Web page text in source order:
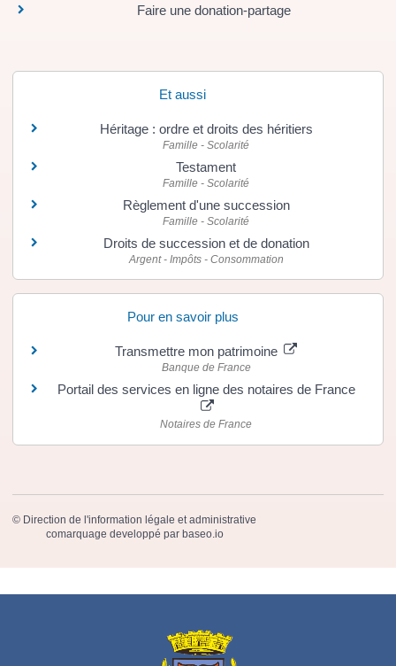
Faire une donation-partage
Et aussi
Héritage : ordre et droits des héritiers
Famille - Scolarité
Testament
Famille - Scolarité
Règlement d'une succession
Famille - Scolarité
Droits de succession et de donation
Argent - Impôts - Consommation
Pour en savoir plus
Transmettre mon patrimoine
Banque de France
Portail des services en ligne des notaires de France
Notaires de France
© Direction de l'information légale et administrative
comarquage developpé par baseo.io